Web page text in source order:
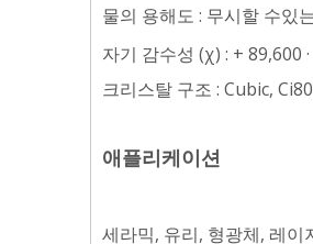
물의 용해도 : 무시할 수있
자기 감수성 (χ) : + 89,600
크리스탈 구조 : Cubic,
애플리케이션
세라믹, 유리, 형광체, 레이